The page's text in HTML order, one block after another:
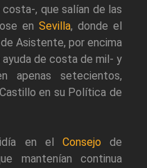
, que salían de las
en Sevilla, donde el
Asistente, por encima
de costa de mil- y
apenas setecientos,
en su Política de
en el Consejo de
mantenían continua